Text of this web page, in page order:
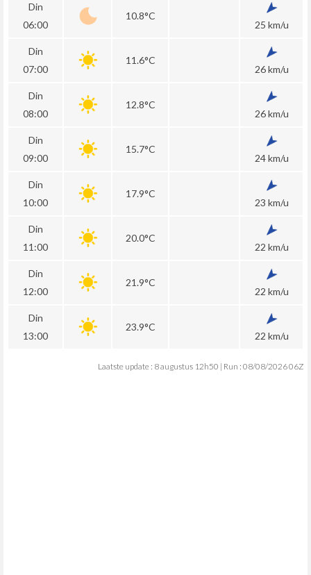
Din
06:00
10.8°C
25 km/u
Din
07:00
11.6°C
26 km/u
Din
08:00
12.8°C
26 km/u
Din
09:00
15.7°C
24 km/u
Din
10:00
17.9°C
23 km/u
Din
11:00
20.0°C
22 km/u
Din
12:00
21.9°C
22 km/u
Din
13:00
23.9°C
22 km/u
Laatste update : 8 augustus 12h50 | Run : 08/08/2026 06Z